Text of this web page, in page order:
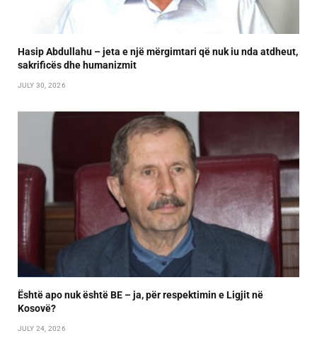
Hasip Abdullahu – jeta e një mërgimtari që nuk iu nda atdheut,
sakrificës dhe humanizmit
JULY 30, 2026
Është apo nuk është BE – ja, për respektimin e Ligjit në
Kosovë?
JULY 24, 2026